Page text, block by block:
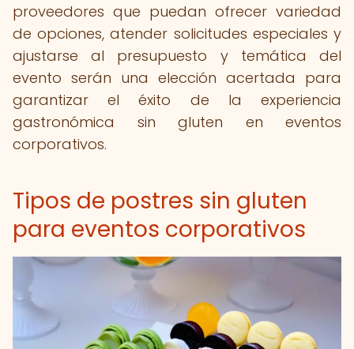
proveedores que puedan ofrecer variedad
de opciones, atender solicitudes especiales y
ajustarse al presupuesto y temática del
evento serán una elección acertada para
garantizar el éxito de la experiencia
gastronómica sin gluten en eventos
corporativos.
Tipos de postres sin gluten
para eventos corporativos